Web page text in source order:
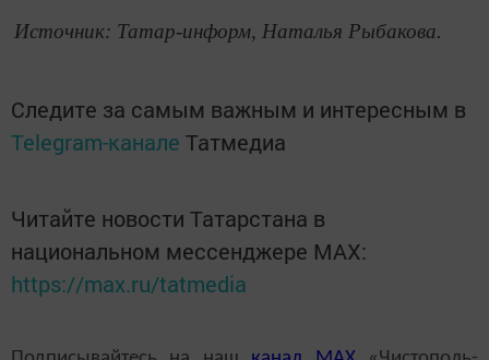
Источник: Татар-информ, Наталья Рыбакова.
Следите за самым важным и интересным в
Telegram-канале Татмедиа
Читайте новости Татарстана в
национальном мессенджере MАХ:
https://max.ru/tatmedia